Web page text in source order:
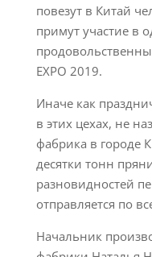
повезут в Китай
примут участие в
EXPO 2019.
Иначе как
в этих цехах, не
фабрика в городе
десятки тонн
разновидностей
отправляется по
Начальник